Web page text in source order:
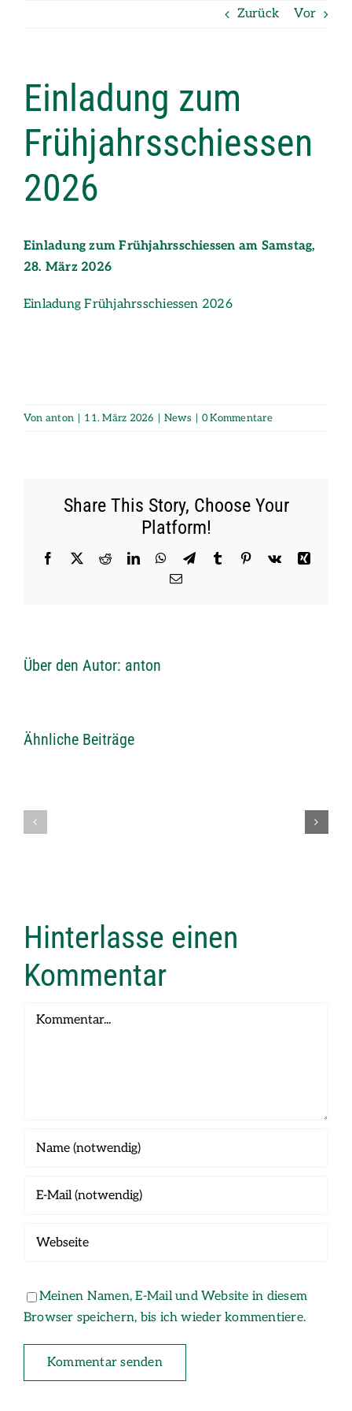
Zurück Vor
Einladung zum
Frühjahrsschiessen
2026
Einladung zum Frühjahrsschiessen am Samstag,
28. März 2026
Einladung Frühjahrsschiessen 2026
Von anton 11. März 2026 News 0 Kommentare
Share This Story, Choose Your
Platform!
Facebook
X RedditLinkedInWhatsApp
TelegramTumblr Pinterest
Vk
Xing
E-
Über den Autor: anton
Ähnliche Beiträge
Einladung
Hinterlasse einen
Kommentar
Kommentar
Meinen Namen, E-Mail und Website in diesem
Browser speichern, bis ich wieder kommentiere.